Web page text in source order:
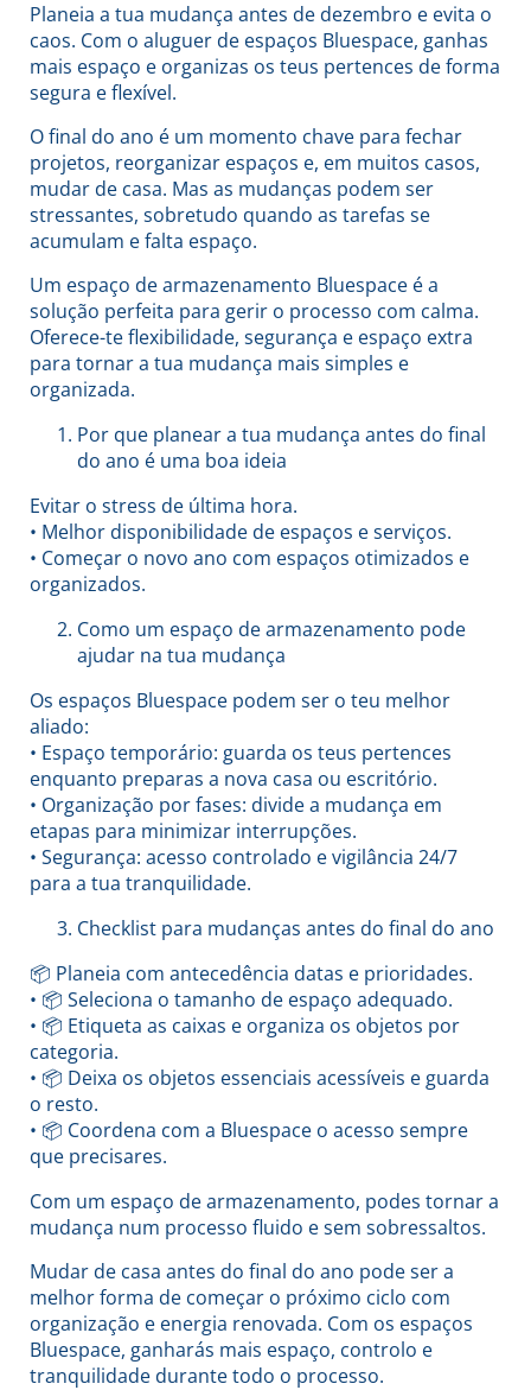
Planeia a tua mudança antes de dezembro e evita o
caos. Com o aluguer de espaços Bluespace, ganhas
mais espaço e organizas os teus pertences de forma
segura e flexível.
O final do ano é um momento chave para fechar
projetos, reorganizar espaços e, em muitos casos,
mudar de casa. Mas as mudanças podem ser
stressantes, sobretudo quando as tarefas se
acumulam e falta espaço.
Um espaço de armazenamento Bluespace é a
solução perfeita para gerir o processo com calma.
Oferece-te flexibilidade, segurança e espaço extra
para tornar a tua mudança mais simples e
organizada.
Por que planear a tua mudança antes do final
do ano é uma boa ideia
Evitar o stress de última hora.
• Melhor disponibilidade de espaços e serviços.
• Começar o novo ano com espaços otimizados e
organizados.
Como um espaço de armazenamento pode
ajudar na tua mudança
Os espaços Bluespace podem ser o teu melhor
aliado:
• Espaço temporário: guarda os teus pertences
enquanto preparas a nova casa ou escritório.
• Organização por fases: divide a mudança em
etapas para minimizar interrupções.
• Segurança: acesso controlado e vigilância 24/7
para a tua tranquilidade.
Checklist para mudanças antes do final do ano
📦 Planeia com antecedência datas e prioridades.
• 📦 Seleciona o tamanho de espaço adequado.
• 📦 Etiqueta as caixas e organiza os objetos por
categoria.
• 📦 Deixa os objetos essenciais acessíveis e guarda
o resto.
• 📦 Coordena com a Bluespace o acesso sempre
que precisares.
Com um espaço de armazenamento, podes tornar a
mudança num processo fluido e sem sobressaltos.
Mudar de casa antes do final do ano pode ser a
melhor forma de começar o próximo ciclo com
organização e energia renovada. Com os espaços
Bluespace, ganharás mais espaço, controlo e
tranquilidade durante todo o processo.